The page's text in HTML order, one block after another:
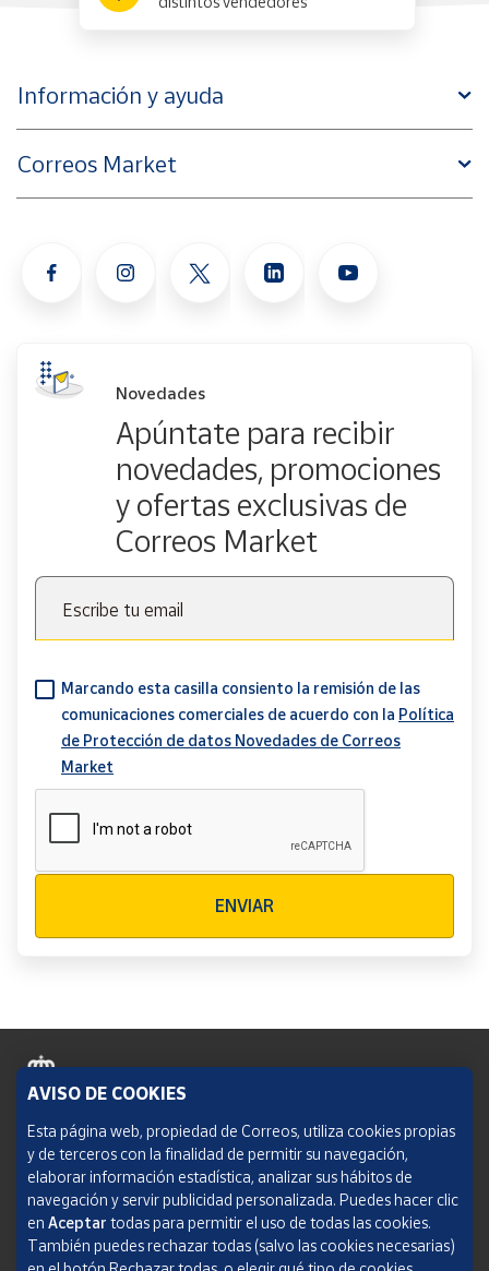
Información y ayuda
Correos Market
Novedades
Apúntate para recibir
novedades, promociones
y ofertas exclusivas de
Correos Market
Escribe tu email
Marcando esta casilla consiento la remisión de las
comunicaciones comerciales de acuerdo con la Política
de Protección de datos Novedades de Correos
Market
ENVIAR
Política de cookies
Aviso legal
Condiciones del servicio
Política de Privacidad Web
AVISO DE COOKIES
Esta página web, propiedad de Correos, utiliza cookies propias
y de terceros con la finalidad de permitir su navegación,
elaborar información estadística, analizar sus hábitos de
navegación y servir publicidad personalizada. Puedes hacer clic
en Aceptar todas para permitir el uso de todas las cookies.
También puedes rechazar todas (salvo las cookies necesarias)